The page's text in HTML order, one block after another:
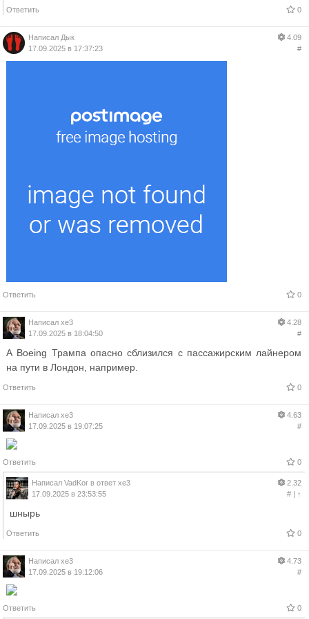
Ответить 0
Написал Дык
17.09.2025 в 17:37:23
4.09
#
Ответить 0
Написал xe3
17.09.2025 в 18:04:50
4.28
#
А Boeing Трампа опасно сблизился с пассажирским лайнером
на пути в Лондон, например.
Ответить 0
Написал xe3
17.09.2025 в 19:07:25
4.63
#
Ответить 0
Написал VadKor в ответ xe3
17.09.2025 в 23:53:55
2.32
#| ↑
шнырь
Ответить 0
Написал xe3
17.09.2025 в 19:12:06
4.73
#
Ответить 0